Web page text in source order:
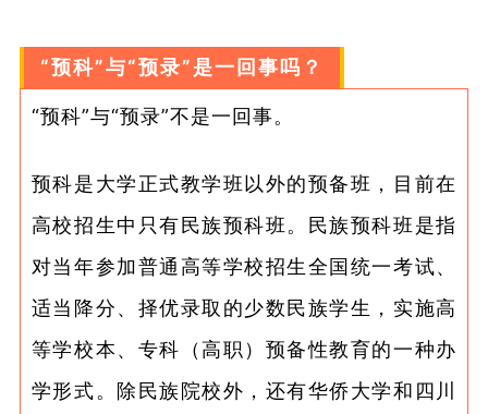
“预科”与“预录”是一回事吗？
“预科”与“预录”不是一回事。
预科是大学正式教学班以外的预备班，目前在
高校招生中只有民族预科班。民族预科班是指
对当年参加普通高等学校招生全国统一考试、
适当降分、择优录取的少数民族学生，实施高
等学校本、专科（高职）预备性教育的一种办
学形式。除民族院校外，还有华侨大学和四川